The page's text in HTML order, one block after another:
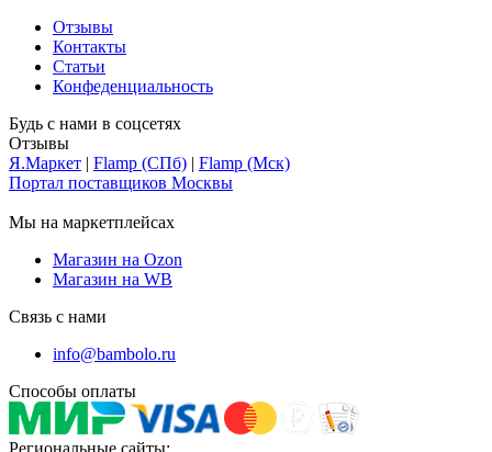
Отзывы
Контакты
Статьи
Конфеденциальность
Будь с нами в соцсетях
Отзывы
Я.Маркет | Flamp (СПб) | Flamp (Мск)
Портал поставщиков Москвы
Мы на маркетплейсах
Магазин на Ozon
Магазин на WB
Связь с нами
info@bambolo.ru
Способы оплаты
Региональные сайты: